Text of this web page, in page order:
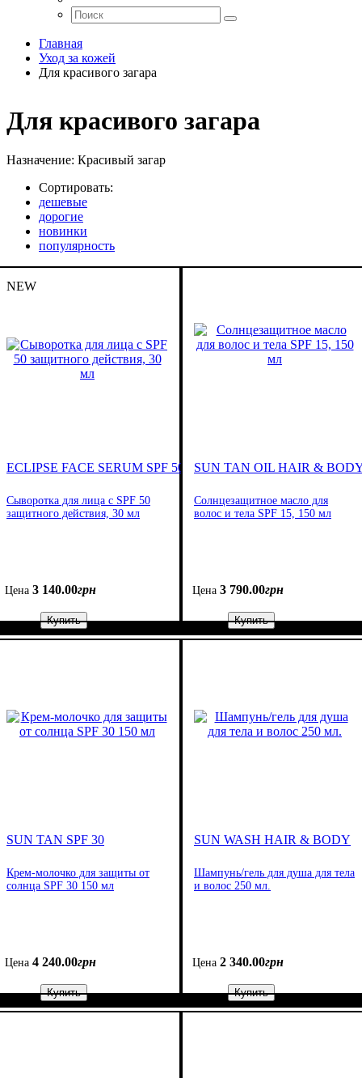
Главная
Уход за кожей
Для красивого загара
Для красивого загара
Назначение: Красивый загар
Сортировать:
дешевые
дорогие
новинки
популярность
NEW
ECLIPSE FACE SERUM SPF 50
Сыворотка для лица с SPF 50
защитного действия, 30 мл
Цена 3 140.00грн
Купить
SUN TAN OIL HAIR &
Солнцезащитное масло для
волос и тела SPF 15, 150 мл
Цена 3 790.00грн
Купить
SUN TAN SPF 30
Крем-молочко для защиты от
солнца SPF 30 150 мл
Цена 4 240.00грн
Купить
SUN WASH HAIR & BODY
Шампунь/гель для душа для тела
и волос 250 мл.
Цена 2 340.00грн
Купить